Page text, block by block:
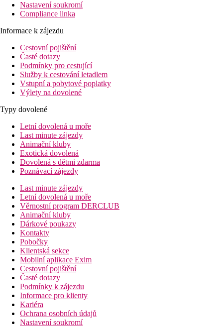
Nastavení soukromí
Compliance linka
Informace k zájezdu
Cestovní pojištění
Časté dotazy
Podmínky pro cestující
Služby k cestování letadlem
Vstupní a pobytové poplatky
Výlety na dovolené
Typy dovolené
Letní dovolená u moře
Last minute zájezdy
Animační kluby
Exotická dovolená
Dovolená s dětmi zdarma
Poznávací zájezdy
Last minute zájezdy
Letní dovolená u moře
Věrnostní program DERCLUB
Animační kluby
Dárkové poukazy
Kontakty
Pobočky
Klientská sekce
Mobilní aplikace Exim
Cestovní pojištění
Časté dotazy
Podmínky k zájezdu
Informace pro klienty
Kariéra
Ochrana osobních údajů
Nastavení soukromí